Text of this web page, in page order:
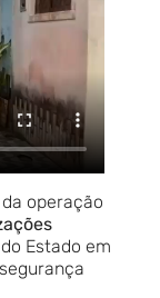
operação
Estado em